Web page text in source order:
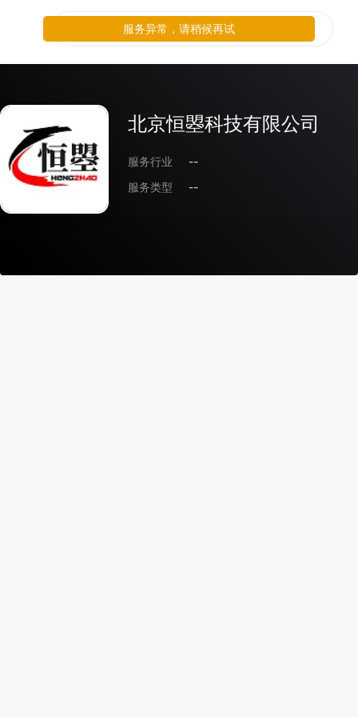
北京恒曌科技有限公司
服务行业
--
服务类型
--
服务异常，请稍候再试